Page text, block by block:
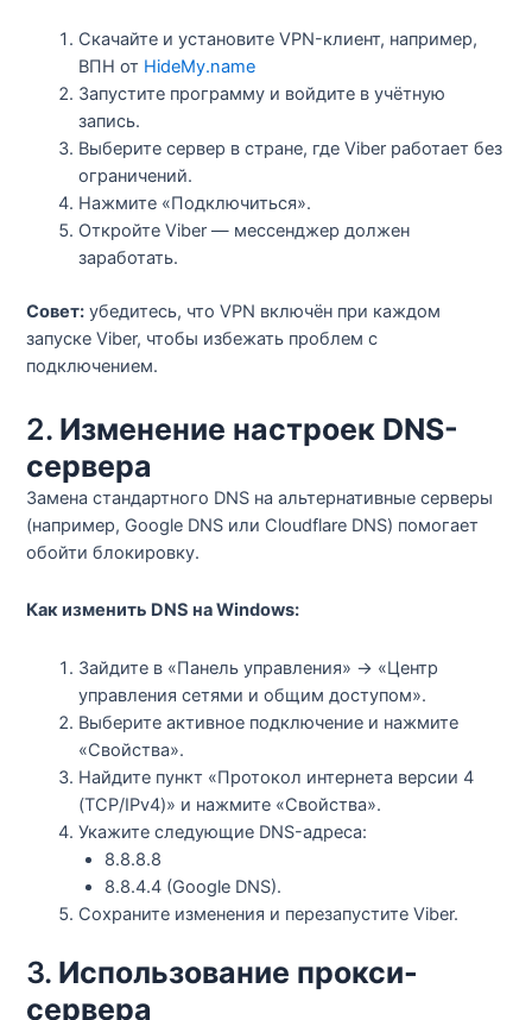
Скачайте и установите VPN-клиент, например,
ВПН от HideMy.name
Запустите программу и войдите в учётную
запись.
Выберите сервер в стране, где Viber работает без
ограничений.
Нажмите «Подключиться».
Откройте Viber — мессенджер должен
заработать.
Совет: убедитесь, что VPN включён при каждом
запуске Viber, чтобы избежать проблем с
подключением.
2. Изменение настроек DNS-
сервера
Замена стандартного DNS на альтернативные серверы
(например, Google DNS или Cloudflare DNS) помогает
обойти блокировку.
Как изменить DNS на Windows:
Зайдите в «Панель управления» → «Центр
управления сетями и общим доступом».
Выберите активное подключение и нажмите
«Свойства».
Найдите пункт «Протокол интернета версии 4
(TCP/IPv4)» и нажмите «Свойства».
Укажите следующие DNS-адреса:
8.8.8.8
8.8.4.4 (Google DNS).
Сохраните изменения и перезапустите Viber.
3. Использование прокси-
сервера